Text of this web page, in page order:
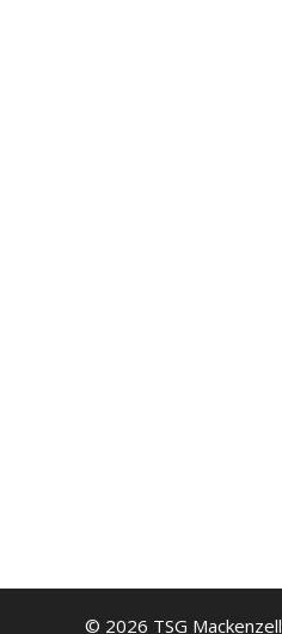
© 2026 TSG Mackenzell